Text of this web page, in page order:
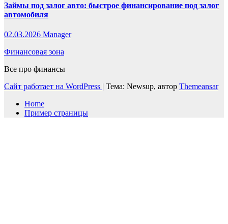
Займы под залог авто: быстрое финансирование под залог
автомобиля
02.03.2026 Manager
Финансовая зона
Все про финансы
Сайт работает на WordPress | Тема: Newsup, автор Themeansar
Home
Пример страницы